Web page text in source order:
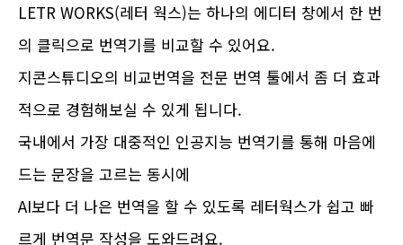
LETR WORKS(레터 웍스)는 하나의 에디터 창에서 한 번
의 클릭으로 번역기를 비교할 수 있어요.
지콘스튜디오의 비교번역을 전문 번역 툴에서 좀 더 효과
적으로 경험해보실 수 있게 됩니다.
국내에서 가장 대중적인 인공지능 번역기를 통해 마음에
드는 문장을 고르는 동시에
AI보다 더 나은 번역을 할 수 있도록 레터웍스가 쉽고 빠
르게 번역문 작성을 도와드려요.